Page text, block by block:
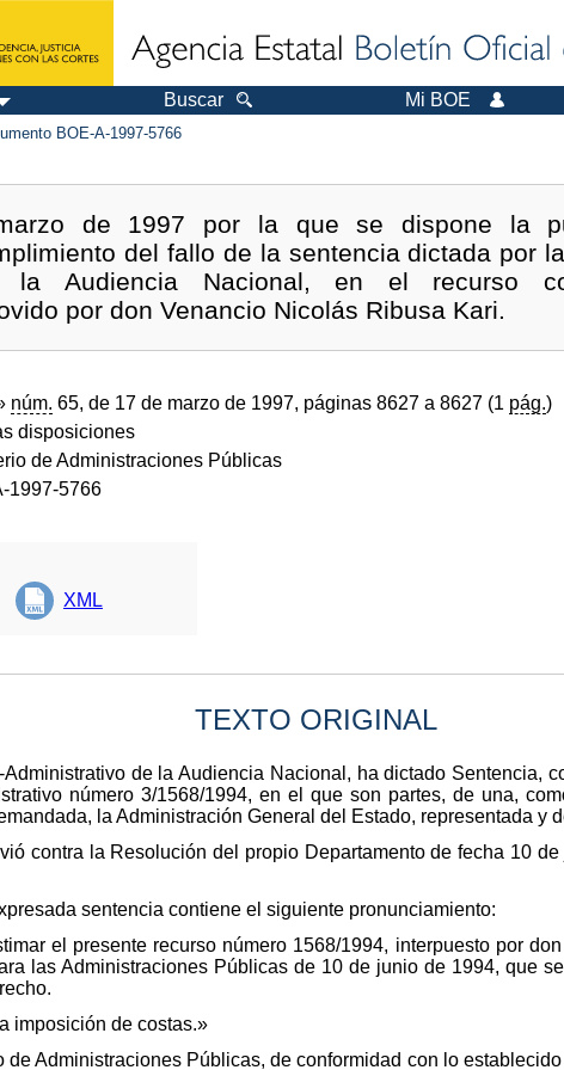
Buscar Mi BOE
BOE-A-1997-5766
de 1997 por la que se dispone la
del fallo de la sentencia dictada por
la Audiencia Nacional, en el recurso
por don Venancio Nicolás Ribusa Kari.
núm. 65, de 17 de marzo de 1997, páginas 8627 a 8627 (1 pág.)
disposiciones
de Administraciones Públicas
1997-5766
XML
TEXTO ORIGINAL
de la Audiencia Nacional, ha dictado Sentencia,
número 3/1568/1994, en el que son partes, de una,
la Administración General del Estado, representada y
contra la Resolución del propio Departamento de fecha 10
sentencia contiene el siguiente pronunciamiento:
el presente recurso número 1568/1994, interpuesto por
las Administraciones Públicas de 10 de junio de 1994, que
imposición de costas.»
de Administraciones Públicas, de conformidad con lo